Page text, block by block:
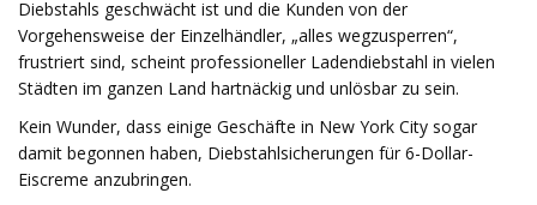
Diebstahls geschwächt ist und die Kunden von der
Vorgehensweise der Einzelhändler, „alles wegzusperren“,
frustriert sind, scheint professioneller Ladendiebstahl in vielen
Städten im ganzen Land hartnäckig und unlösbar zu sein.
Kein Wunder, dass einige Geschäfte in New York City sogar
damit begonnen haben, Diebstahlsicherungen für 6-Dollar-
Eiscreme anzubringen.